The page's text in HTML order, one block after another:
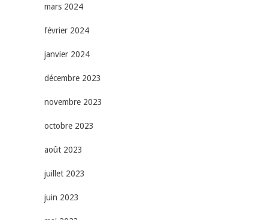
mars 2024
février 2024
janvier 2024
décembre 2023
novembre 2023
octobre 2023
août 2023
juillet 2023
juin 2023